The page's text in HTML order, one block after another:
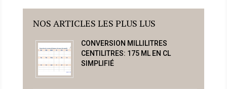
NOS ARTICLES LES PLUS LUS
CONVERSION MILLILITRES
CENTILITRES: 175 ML EN CL
SIMPLIFIÉ